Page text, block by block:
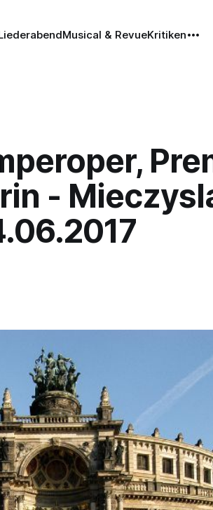
Musical & RevueKritiken
-